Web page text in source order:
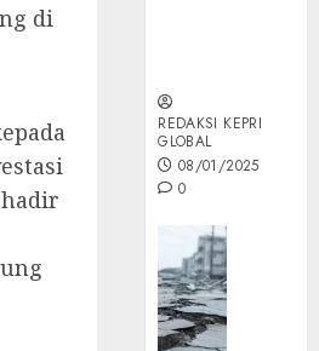
di
REDAKSI KEPRI
GLOBAL
08/01/2025
0